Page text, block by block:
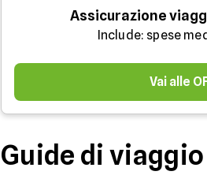
Assicurazione
Include: spese
Vai alle
Guide di viaggio